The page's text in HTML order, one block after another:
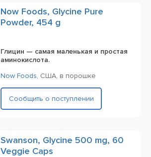
Now Foods, Glycine Pure
Powder, 454 g
Глицин — самая маленькая и простая
аминокислота.
Now Foods, США, в порошке
Сообщить о поступлении
Swanson, Glycine 500 mg, 60
Veggie Caps